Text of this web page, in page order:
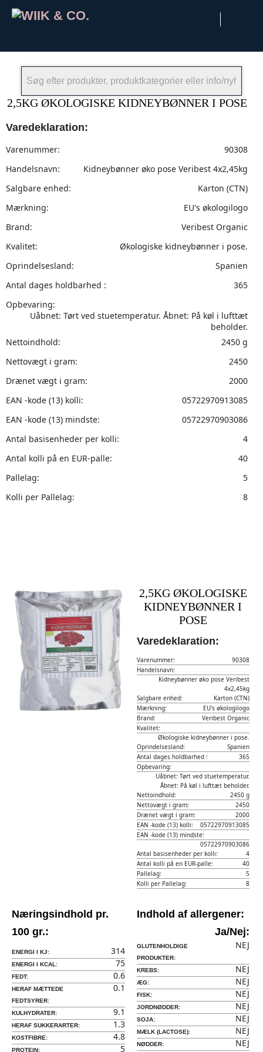
2,5KG ØKOLOGISKE KIDNEYBØNNER I POSE
Varedeklaration:
Varenummer:
90308
Handelsnavn:
Kidneybønner øko pose Veribest 4x2,45kg
Salgbare enhed:
Karton (CTN)
Mærkning:
EU's økologilogo
Brand:
Veribest Organic
Kvalitet:
Økologiske kidneybønner i pose.
Oprindelsesland:
Spanien
Antal dages holdbarhed :
365
Opbevaring:
Uåbnet: Tørt ved stuetemperatur. Åbnet: På køl i lufttæt
beholder.
Nettoindhold:
2450 g
Nettovægt i gram:
2450
Drænet vægt i gram:
2000
EAN -kode (13) kolli:
05722970913085
EAN -kode (13) mindste:
05722970903086
Antal basisenheder per kolli:
4
Antal kolli på en EUR-palle:
40
Pallelag:
5
Kolli per Pallelag:
8
2,5KG ØKOLOGISKE
KIDNEYBØNNER I
POSE
Varedeklaration:
Varenummer:
90308
Handelsnavn:
Kidneybønner øko pose Veribest
4x2,45kg
Salgbare enhed:
Karton (CTN)
Mærkning:
EU's økologilogo
Brand:
Veribest Organic
Kvalitet:
Økologiske kidneybønner i pose.
Oprindelsesland:
Spanien
Antal dages holdbarhed :
365
Opbevaring:
Uåbnet: Tørt ved stuetemperatur.
Åbnet: På køl i lufttæt beholder.
Nettoindhold:
2450 g
Nettovægt i gram:
2450
Drænet vægt i gram:
2000
EAN -kode (13) kolli:
05722970913085
EAN -kode (13) mindste:
05722970903086
Antal basisenheder per kolli:
4
Antal kolli på en EUR-palle:
40
Pallelag:
5
Kolli per Pallelag:
8
Næringsindhold pr.
100 gr.:
ENERGI I KJ: 314
ENERGI I KCAL: 75
FEDT: 0.6
HERAF MÆTTEDE
FEDTSYRER:
0.1
KULHYDRATER: 9.1
HERAF SUKKERARTER: 1.3
KOSTFIBRE: 4.8
PROTEIN: 5
Indhold af allergener:
Ja/Nej:
GLUTENHOLDIGE
PRODUKTER:
NEJ
KREBS: NEJ
ÆG: NEJ
FISK: NEJ
JORDNØDDER: NEJ
SOJA: NEJ
MÆLK (LACTOSE): NEJ
NØDDER:
NEJ